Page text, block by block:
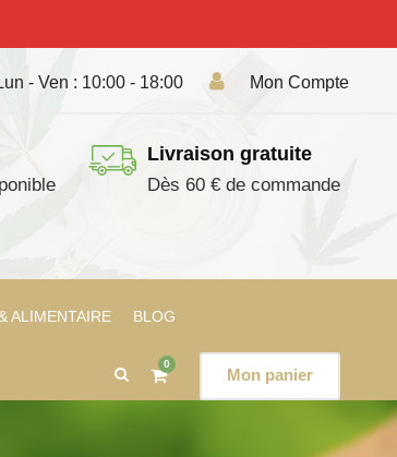
- Ven : 10:00 - 18:00 Mon Compte
Livraison gratuite
Dès 60 € de commande
ALIMENTAIRE BLOG
0
Mon panier